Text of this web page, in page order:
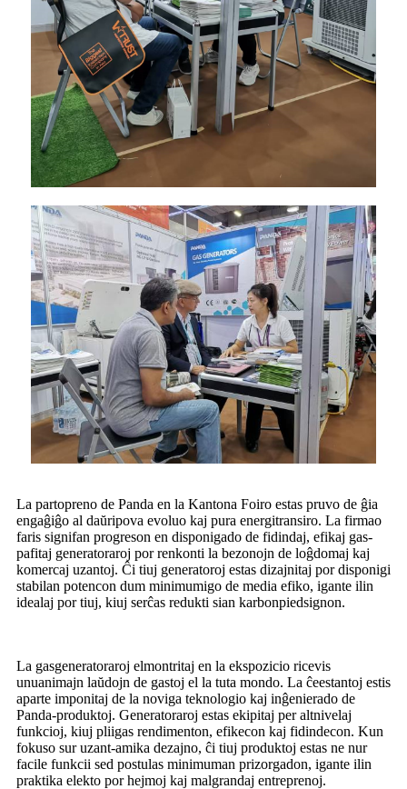
La partopreno de Panda en la Kantona Foiro estas pruvo de ĝia
engaĝiĝo al daŭripova evoluo kaj pura energitransiro. La firmao
faris signifan progreson en disponigado de fidindaj, efikaj gas-
pafitaj generatoraroj por renkonti la bezonojn de loĝdomaj kaj
komercaj uzantoj. Ĉi tiuj generatoroj estas dizajnitaj por disponigi
stabilan potencon dum minimumigo de media efiko, igante ilin
idealaj por tiuj, kiuj serĉas redukti sian karbonpiedsignon.
La gasgeneratoraroj elmontritaj en la ekspozicio ricevis
unuanimajn laŭdojn de gastoj el la tuta mondo. La ĉeestantoj estis
aparte imponitaj de la noviga teknologio kaj inĝenierado de
Panda-produktoj. Generatoraroj estas ekipitaj per altnivelaj
funkcioj, kiuj pliigas rendimenton, efikecon kaj fidindecon. Kun
fokuso sur uzant-amika dezajno, ĉi tiuj produktoj estas ne nur
facile funkcii sed postulas minimuman prizorgadon, igante ilin
praktika elekto por hejmoj kaj malgrandaj entreprenoj.